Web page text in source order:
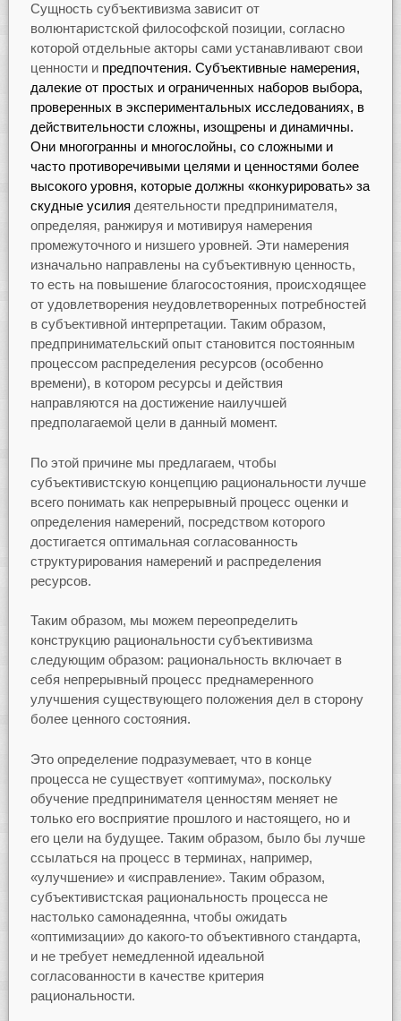
Сущность субъективизма зависит от
волюнтаристской философской позиции, согласно
которой отдельные акторы сами устанавливают свои
ценности и предпочтения. Субъективные намерения,
далекие от простых и ограниченных наборов выбора,
проверенных в экспериментальных исследованиях, в
действительности сложны, изощрены и динамичны.
Они многогранны и многослойны, со сложными и
часто противоречивыми целями и ценностями более
высокого уровня, которые должны «конкурировать» за
скудные усилия деятельности предпринимателя,
определяя, ранжируя и мотивируя намерения
промежуточного и низшего уровней. Эти намерения
изначально направлены на субъективную ценность,
то есть на повышение благосостояния, происходящее
от удовлетворения неудовлетворенных потребностей
в субъективной интерпретации. Таким образом,
предпринимательский опыт становится постоянным
процессом распределения ресурсов (особенно
времени), в котором ресурсы и действия
направляются на достижение наилучшей
предполагаемой цели в данный момент.
По этой причине мы предлагаем, чтобы
субъективистскую концепцию рациональности лучше
всего понимать как непрерывный процесс оценки и
определения намерений, посредством которого
достигается оптимальная согласованность
структурирования намерений и распределения
ресурсов.
Таким образом, мы можем переопределить
конструкцию рациональности субъективизма
следующим образом: рациональность включает в
себя непрерывный процесс преднамеренного
улучшения существующего положения дел в сторону
более ценного состояния.
Это определение подразумевает, что в конце
процесса не существует «оптимума», поскольку
обучение предпринимателя ценностям меняет не
только его восприятие прошлого и настоящего, но и
его цели на будущее. Таким образом, было бы лучше
ссылаться на процесс в терминах, например,
«улучшение» и «исправление». Таким образом,
субъективистская рациональность процесса не
настолько самонадеянна, чтобы ожидать
«оптимизации» до какого-то объективного стандарта,
и не требует немедленной идеальной
согласованности в качестве критерия
рациональности.